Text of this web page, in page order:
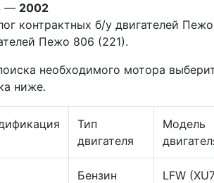
— 2002
контрактных б/у двигателей
Пежо 806 (221).
необходимого мотора
ниже.
Тип
двигателя
Модель
Бензин LFW